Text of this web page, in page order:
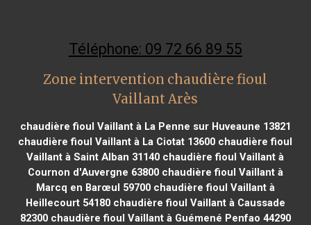
Téléphone: 09 72 66 89 55
Zone intervention chaudière fioul
Vaillant Arès
chaudière fioul Vaillant à La Penne sur Huveaune 13821
chaudière fioul Vaillant à La Ciotat 13600 chaudière fioul
Vaillant à Saint Alban 31140 chaudière fioul Vaillant à
Cournon d'Auvergne 63800chaudière fioul Vaillant à
Marcq en Barœul 59700chaudière fioul Vaillant à
Heillecourt 54180chaudière fioul Vaillant à Caussade
82300chaudière fioul Vaillant à Guémené Penfao 44290